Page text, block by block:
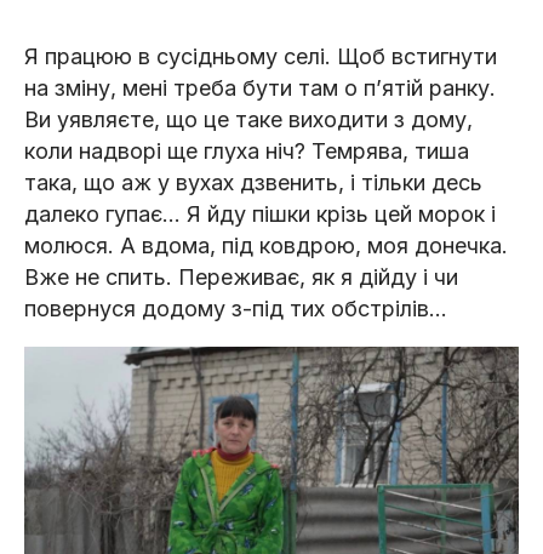
Я працюю в сусідньому селі. Щоб встигнути
на зміну, мені треба бути там о п’ятій ранку.
Ви уявляєте, що це таке виходити з дому,
коли надворі ще глуха ніч? Темрява, тиша
така, що аж у вухах дзвенить, і тільки десь
далеко гупає... Я йду пішки крізь цей морок і
молюся. А вдома, під ковдрою, моя донечка.
Вже не спить. Переживає, як я дійду і чи
повернуся додому з-під тих обстрілів…